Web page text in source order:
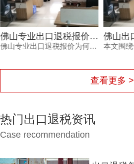
佛山专业出口退税报价差在哪？财税公司认准三项硬指标
佛山专业出口退税报价为何存在差异？专业的财税公司会根据是否需要辅助报关申请产地证、报关单量以及收入结构三个维度确认服务范围与风险成本。鸿裕财税在报价前会逐一摸清这些要素，让外贸企业看到价格背后的专业依据。
查看更多 >
热门出口退税资讯
Case recommendation